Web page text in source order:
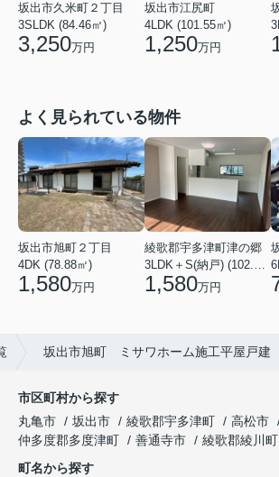
坂出市久米町２丁目
3SLDK (84.46㎡)
3,250万円
坂出市江尻町
4LDK (101.55㎡)
1,250万円
よく見られている物件
坂出市旭町２丁目
4DK (78.88㎡)
1,580万円
綾歌郡宇多津町津の郷
3LDK＋S(納戸) (102.26㎡)
1,580万円
坂出市旭町 ミサワホーム施工平屋戸建
市区町村から探す
丸亀市
坂出市 綾歌郡宇多津町
高松市
仲多度郡多度津町
善通寺市
綾歌郡綾川町
町名から探す